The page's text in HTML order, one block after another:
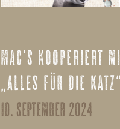
mac’s kooperiert
„alles für die katz“
10. september 2024